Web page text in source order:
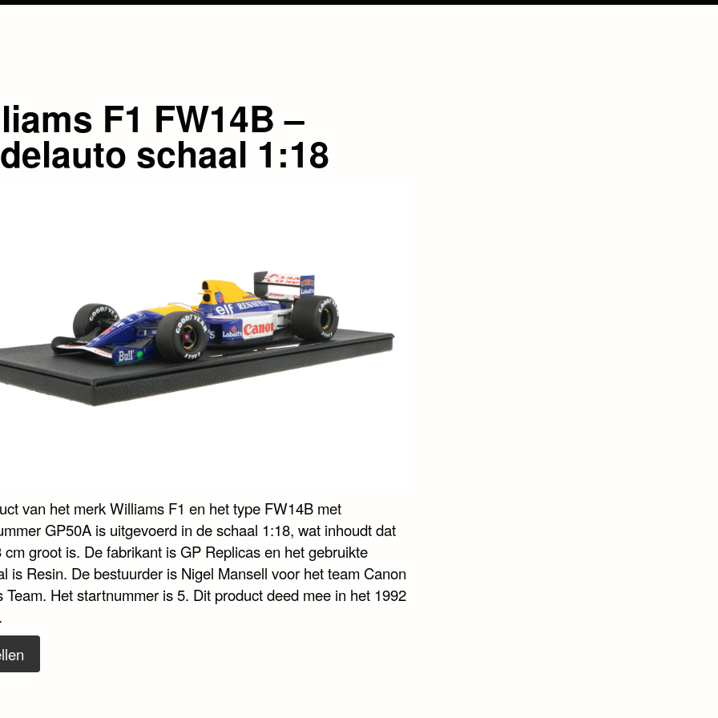
F1 FW14B –
schaal 1:18
van het merk Williams F1 en het type FW14B met
GP50A is uitgevoerd in de schaal 1:18, wat inhoudt dat
cm groot is. De fabrikant is GP Replicas en het gebruikte
is Resin. De bestuurder is Nigel Mansell voor het team Canon
Team. Het startnummer is 5. Dit product deed mee in het 1992